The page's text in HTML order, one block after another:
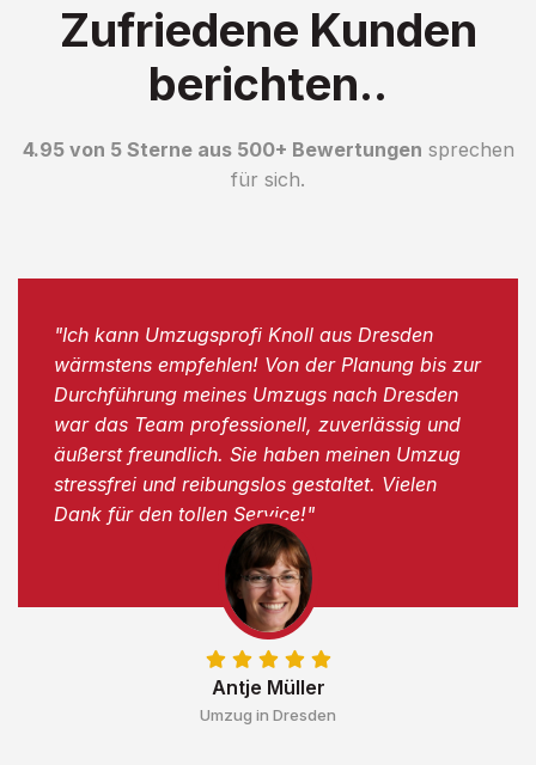
Zufriedene Kunden
berichten..
4.95 von 5 Sterne aus 500+ Bewertungen sprechen
für sich.
Antje Müller
Umzug in Dresden
"Ich kann Umzugsprofi Knoll aus Dresden
wärmstens empfehlen! Von der Planung bis zur
Durchführung meines Umzugs nach Dresden
war das Team professionell, zuverlässig und
äußerst freundlich. Sie haben meinen Umzug
stressfrei und reibungslos gestaltet. Vielen
Dank für den tollen Service!"